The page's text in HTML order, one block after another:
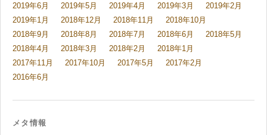
2019年6月
2019年5月 2019年4月 2019年3月
2019年2月
2019年1月
2018年12月 2018年11月
2018年10月
2018年9月
2018年8月 2018年7月 2018年6月
2018年5月
2018年4月
2018年3月 2018年2月
2018年1月
2017年11月
2017年10月 2017年5月
2017年2月
2016年6月
メタ情報